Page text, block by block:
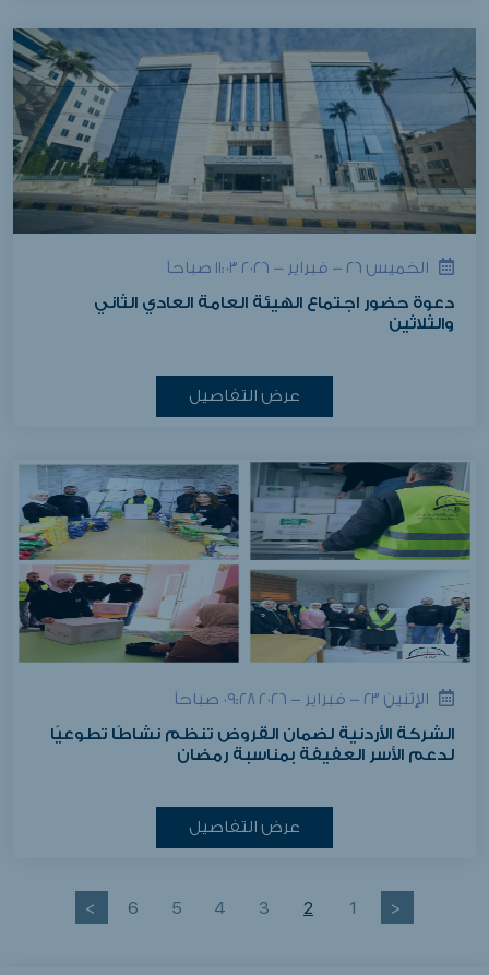
الخميس ٢٦ - فبراير - ٢٠٢٦ ١١:٠٣ صباحاً
دعوة حضور اجتماع الهيئة العامة العادي الثاني
والثلاثين
عرض التفاصيل
الإثنين ٢٣ - فبراير - ٢٠٢٦ ٠٩:٢٨ صباحاً
الشركة الأردنية لضمان القروض تنظم نشاطًا تطوعيًا
لدعم الأسر العفيفة بمناسبة رمضان
عرض التفاصيل
<
1
2
3
4
5
6
>